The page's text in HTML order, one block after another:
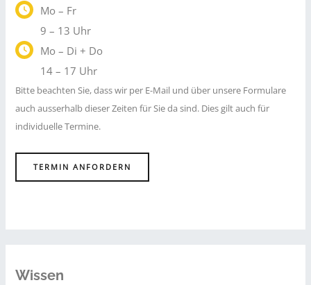
Mo – Fr
9 – 13 Uhr
Mo – Di + Do
14 – 17 Uhr
Bitte beachten Sie, dass wir per E-Mail und über unsere Formulare
auch ausserhalb dieser Zeiten für Sie da sind. Dies gilt auch für
individuelle Termine.
TERMIN ANFORDERN
Wissen